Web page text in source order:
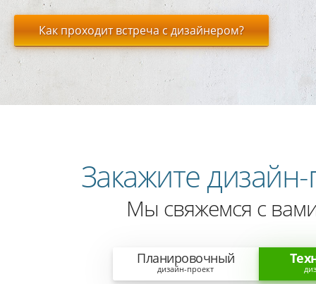
Как проходит встреча с дизайнером?
Закажите
Мы свяжемся с
Планировочный
дизайн-проект